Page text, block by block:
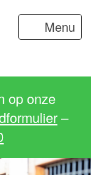
Menu
op onze
–